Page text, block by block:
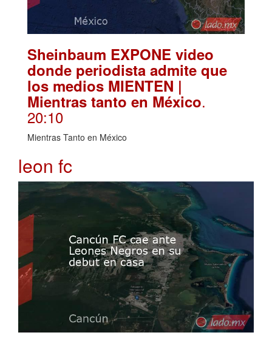
Sheinbaum EXPONE video
donde periodista admite que
los medios MIENTEN |
Mientras tanto en México.
20:10
Mientras Tanto en México
leon fc